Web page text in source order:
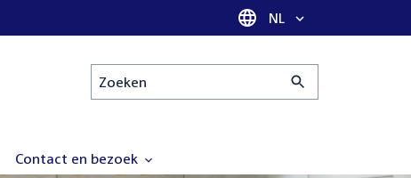
Taal selectie
NL
Zoeken
Contact en bezoek